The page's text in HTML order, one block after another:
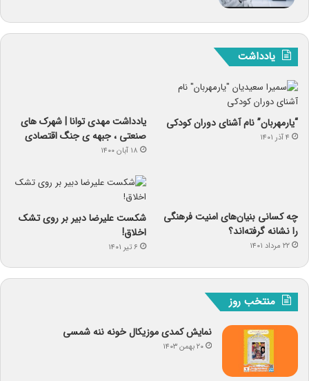
یادداشت
“یارمهربان” نام آشنای دوران کودکی
۴ آذر ۱۴۰۱
یادداشت مهدی توانا | شهرک های
صنعتی ، جبهه ی جنگ اقتصادی
۱۸ آبان ۱۴۰۰
چه کسانی بنیان‌های امنیت فرهنگی
را نشانه گرفته‌اند؟
۲۲ مرداد ۱۴۰۱
شکست علیرضا دبیر بر روی تشک
اخلاق!
۶ تیر ۱۴۰۱
منتخب روز
نمایش کمدی موزیکال خونه ننه شمسی
۲۰ بهمن ۱۴۰۳